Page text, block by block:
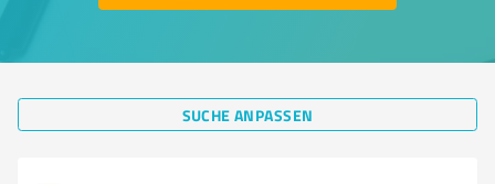
SUCHE ANPASSEN